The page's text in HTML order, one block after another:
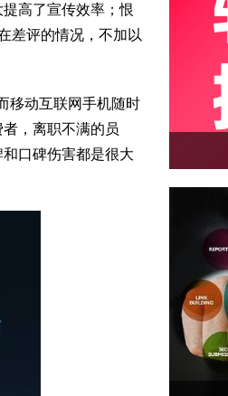
高了宣传效率；恨
差评的情况，不加以
移动互联网手机随时
，离职不满的员
口碑伤害都是很大